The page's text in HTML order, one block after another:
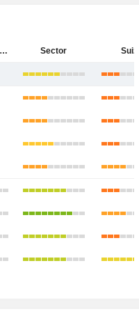
EFG International AG Sector Suiza